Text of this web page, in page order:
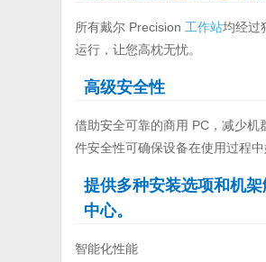
所有戴尔 Precision工作站均经过
运行，让您高枕无忧。
高级安全性
借助安全可靠的商用 PC，减少
件安全性可确保设备在使用过程中
提供多种安装选项和机
中心。
智能化性能